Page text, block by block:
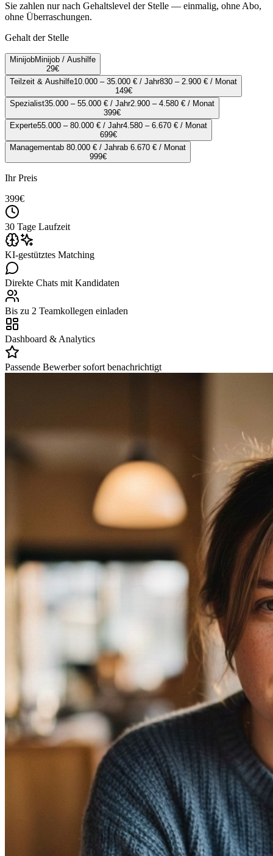
Sie zahlen nur nach Gehaltslevel der Stelle — einmalig, ohne Abo,
ohne Überraschungen.
Gehalt der Stelle
MinijobMinijob / Aushilfe
29€
Teilzeit & Aushilfe10.000 – 35.000 € / Jahr830 – 2.900 € / Monat
149€
Spezialist35.000 – 55.000 € / Jahr2.900 – 4.580 € / Monat
399€
Experte55.000 – 80.000 € / Jahr4.580 – 6.670 € / Monat
699€
Managementab 80.000 € / Jahrab 6.670 € / Monat
999€
Ihr Preis
399€
30 Tage Laufzeit
KI-gestütztes Matching
Direkte Chats mit Kandidaten
Bis zu 2 Teamkollegen einladen
Dashboard & Analytics
Passende Bewerber sofort benachrichtigt